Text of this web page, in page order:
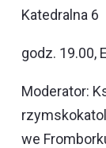
Katedralna 6
godz. 19.00,
Moderator:
we